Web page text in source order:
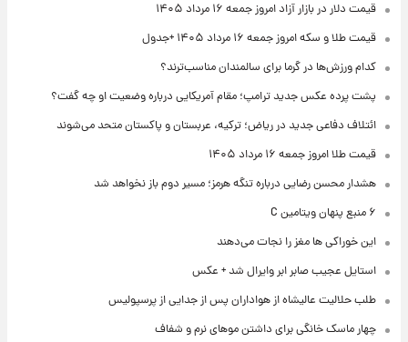
قیمت دلار در بازار آزاد امروز جمعه ۱۶ مرداد ۱۴۰۵
قیمت طلا و سکه امروز جمعه ۱۶ مرداد ۱۴۰۵ +جدول
کدام ورزش‌ها در گرما برای سالمندان مناسب‌ترند؟
پشت پرده عکس جدید ترامپ؛ مقام آمریکایی درباره وضعیت او چه گفت؟
ائتلاف دفاعی جدید در ریاض؛ ترکیه، عربستان و پاکستان متحد می‌شوند
قیمت طلا امروز جمعه ۱۶ مرداد ۱۴۰۵
هشدار محسن رضایی درباره تنگه هرمز؛ مسیر دوم باز نخواهد شد
۶ منبع پنهان ویتامین C
این خوراکی ها مغز را نجات می‌دهند
استایل عجیب صابر ابر وایرال شد + عکس
طلب حلالیت عالیشاه از هواداران پس از جدایی از پرسپولیس
چهار ماسک خانگی برای داشتن موهای نرم و شفاف